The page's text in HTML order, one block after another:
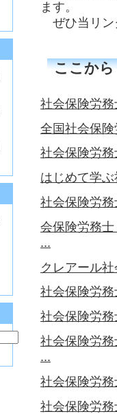
ます。
ぜひ当リン
ここから
社会保険労
全国社会保
社会保険労
はじめて学
社会保険労
会保険労務
...
クレアール
社会保険労
社会保険労
社会保険労
...
社会保険労
社会保険労